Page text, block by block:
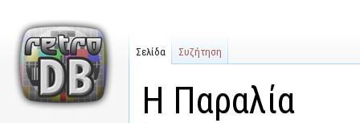
Η Παραλία
Σελίδα Συζήτηση